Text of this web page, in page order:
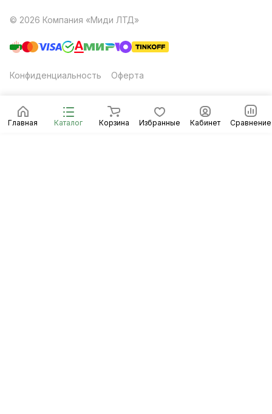
Главная Каталог Корзина Избранные Кабинет Сравнение
© 2026 Компания «Миди ЛТД»
Конфиденциальность Оферта